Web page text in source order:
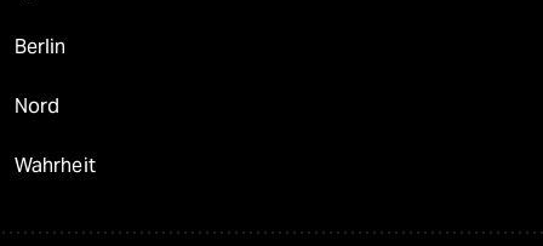
Berlin
Nord
Wahrheit